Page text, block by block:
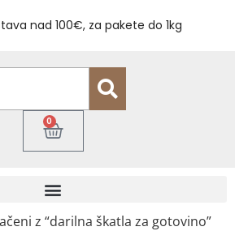
nad 100€, za pakete do 1kg
0
z “darilna škatla za gotovino”